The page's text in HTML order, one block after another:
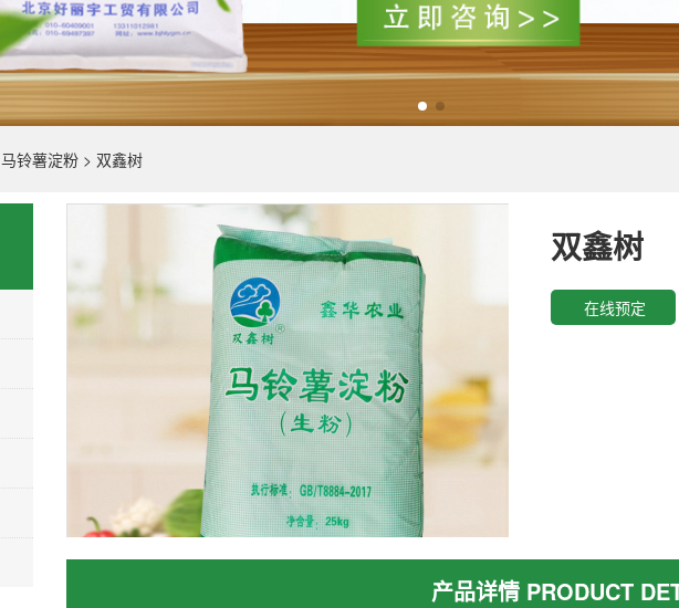
马铃薯淀粉 > 双鑫树
双鑫树
在线预定
产品详情 PRODUCT